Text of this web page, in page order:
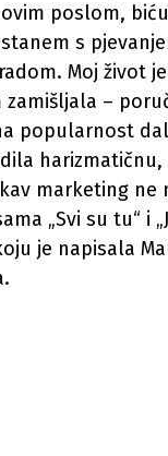
poslom,
s
Moj život
–
popularnost
marketing ne
„Svi su tu“ i
je napisala